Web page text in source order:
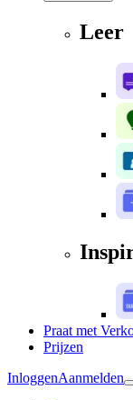
Leer
Praat met
Prijzen
InloggenAanmelden